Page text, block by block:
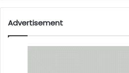
Advertisement